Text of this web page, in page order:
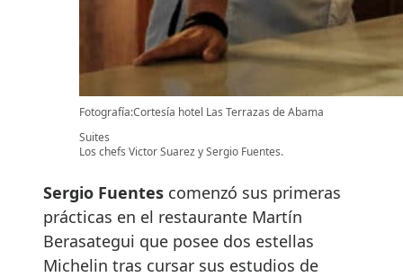
Fotografía:Cortesía hotel Las Terrazas de Abama
Suites
Los chefs Victor Suarez y Sergio Fuentes.
Sergio Fuentes comenzó sus primeras
prácticas en el restaurante Martín
Berasategui que posee dos estellas
Michelin tras cursar sus estudios de